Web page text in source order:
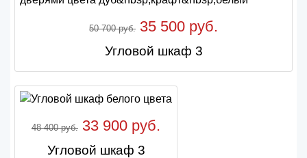
50 700 руб. 35 500 руб.
Угловой шкаф 3
48 400 руб. 33 900 руб.
Угловой шкаф 3